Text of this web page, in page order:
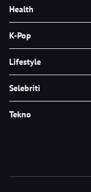
Health
K-Pop
Lifestyle
Selebriti
Tekno